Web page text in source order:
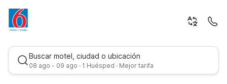
Buscar motel, ciudad o ubicación
08 ago - 09 ago · 1 Huésped · Mejor tarifa